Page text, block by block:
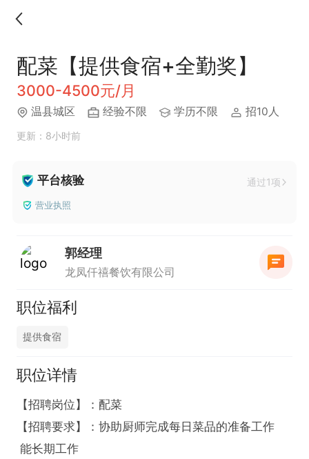
配菜【提供食宿+全勤奖】
3000-4500元/月
温县城区 经验不限 学历不限 招10人
更新：8小时前
平台核验 通过1项
营业执照
郭经理
龙凤仟禧餐饮有限公司
职位福利
提供食宿
职位详情
【招聘岗位】：配菜
【招聘要求】：协助厨师完成每日菜品的准备工作
能长期工作